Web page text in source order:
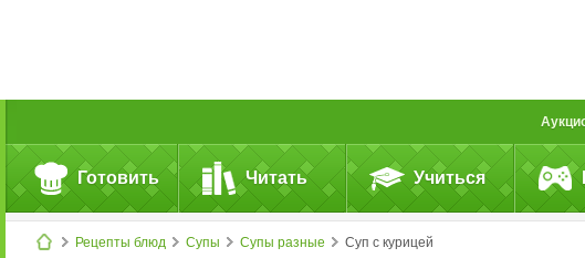
Готовить Читать Учиться
Рецепты блюд Супы Супы разные Суп с курицей